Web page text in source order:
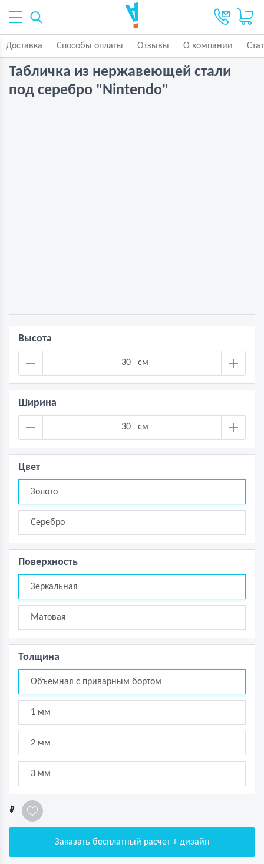
Доставка Способы оплаты Отзывы О компании
Табличка из нержавеющей стали
под серебро "Nintendo"
Высота
см
Ширина
см
Цвет
Золото
Серебро
Поверхность
Зеркальная
Матовая
Толщина
Объемная с приварным бортом
1 мм
2 мм
3 мм
1
Заказать бесплатный расчет + дизайн